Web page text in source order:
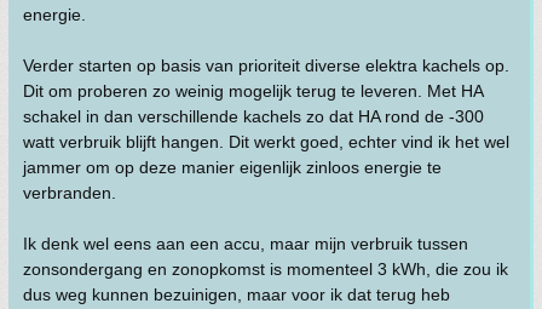
energie.
Verder starten op basis van prioriteit diverse elektra kachels op.
Dit om proberen zo weinig mogelijk terug te leveren. Met HA
schakel in dan verschillende kachels zo dat HA rond de -300
watt verbruik blijft hangen. Dit werkt goed, echter vind ik het wel
jammer om op deze manier eigenlijk zinloos energie te
verbranden.
Ik denk wel eens aan een accu, maar mijn verbruik tussen
zonsondergang en zonopkomst is momenteel 3 kWh, die zou ik
dus weg kunnen bezuinigen, maar voor ik dat terug heb